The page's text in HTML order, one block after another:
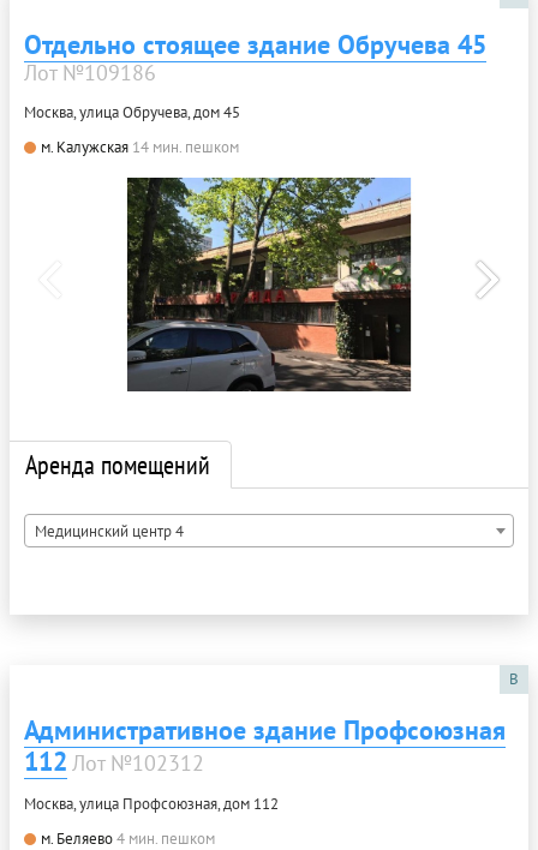
Отдельно стоящее здание Обручева 45
Лот №109186
Москва, улица Обручева, дом 45
м. Калужская 14 мин. пешком
Аренда помещений
Медицинский центр 4
B
Административное здание Профсоюзная
112 Лот №102312
Москва, улица Профсоюзная, дом 112
м. Беляево4 мин. пешком